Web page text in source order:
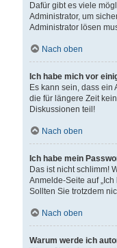
Dafür gibt es viele
Administrator, um
Administrator lösen
Nach oben
Ich habe mich vor
Es kann sein, dass
die für längere Zeit
Diskussionen teil!
Nach oben
Ich habe mein
Das ist nicht schlimm!
Anmelde-Seite auf
Sollten Sie trotzdem
Nach oben
Warum werde ich